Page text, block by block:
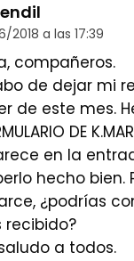
2018 a las 17:39
compañeros.
de dejar mi
de este mes.
DE
en la
hecho bien.
¿podrías
recibido?
a todos.